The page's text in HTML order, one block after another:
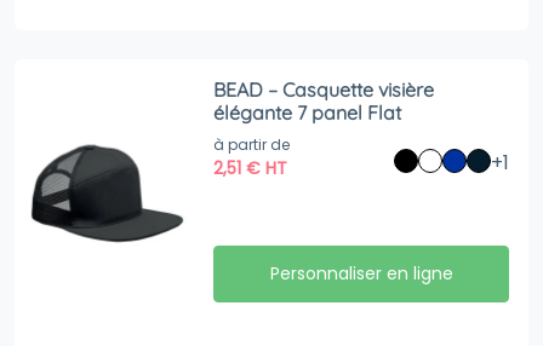
BEAD – Casquette visière
élégante 7 panel Flat
à partir de
2,51€ HT +1
Personnaliser en ligne